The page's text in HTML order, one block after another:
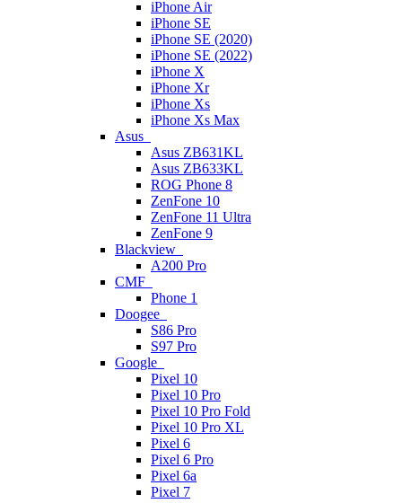
iPhone Air
iPhone SE
iPhone SE (2020)
iPhone SE (2022)
iPhone X
iPhone Xr
iPhone Xs
iPhone Xs Max
Asus
Asus ZB631KL
Asus ZB633KL
ROG Phone 8
ZenFone 10
ZenFone 11 Ultra
ZenFone 9
Blackview
A200 Pro
CMF
Phone 1
Doogee
S86 Pro
S97 Pro
Google
Pixel 10
Pixel 10 Pro
Pixel 10 Pro Fold
Pixel 10 Pro XL
Pixel 6
Pixel 6 Pro
Pixel 6a
Pixel 7